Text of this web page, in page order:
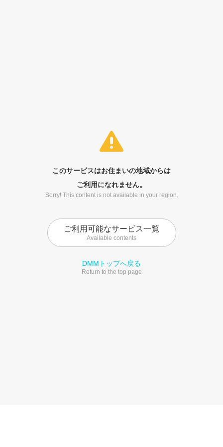
このサービスはお住まいの地域からは
ご利用になれません。
Sorry! This content is not available in your region.
ご利用可能なサービス一覧
Available contents
DMMトップへ戻る
Return to the top page